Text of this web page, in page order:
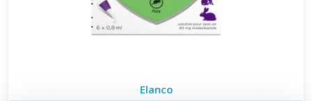
Elanco